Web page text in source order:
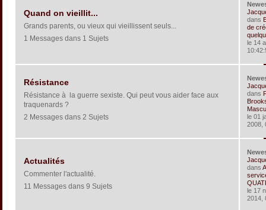
Quand on vieillit...
Grands parents, ou vieux qui vieillissent seuls...
1 Messages dans 1 Sujets
dans
de
le 14
Résistance
Résistance à la guerre sexiste. Qui peut vous aider face aux
traquenards ?
2 Messages dans 2 Sujets
dans
le 01
2008,
Actualités
Commenter l'actualité.
11 Messages dans 9 Sujets
dans
le 17
2014,